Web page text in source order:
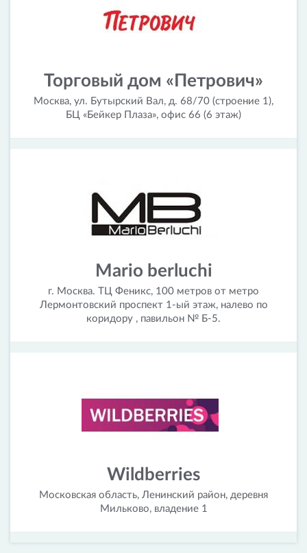
Торговый дом «Петрович»
Москва, ул. Бутырский Вал, д. 68/70 (строение 1),
БЦ «Бейкер Плаза», офис 66 (6 этаж)
Mario berluchi
г. Москва. ТЦ Феникс, 100 метров от метро
Лермонтовский проспект 1-ый этаж, налево по
коридору , павильон № Б-5.
Wildberries
Московская область, Ленинский район, деревня
Мильково, владение 1